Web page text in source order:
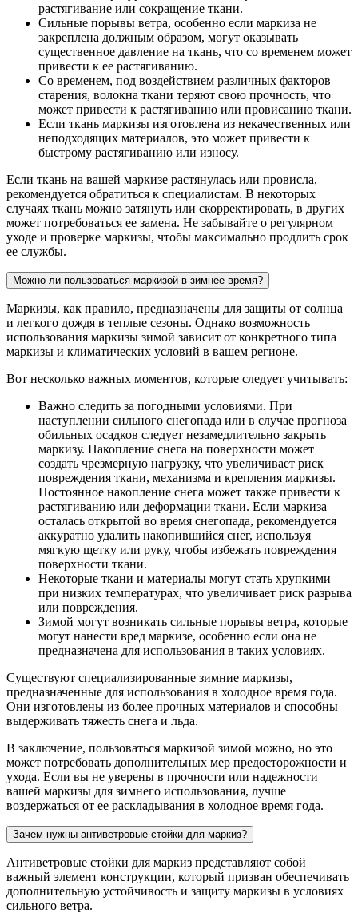
растягивание или сокращение ткани.
Сильные порывы ветра, особенно если маркиза не
закреплена должным образом, могут оказывать
существенное давление на ткань, что со временем может
привести к ее растягиванию.
Со временем, под воздействием различных факторов
старения, волокна ткани теряют свою прочность, что
может привести к растягиванию или провисанию ткани.
Если ткань маркизы изготовлена из некачественных или
неподходящих материалов, это может привести к
быстрому растягиванию или износу.
Если ткань на вашей маркизе растянулась или провисла,
рекомендуется обратиться к специалистам. В некоторых
случаях ткань можно затянуть или скорректировать, в других
может потребоваться ее замена. Не забывайте о регулярном
уходе и проверке маркизы, чтобы максимально продлить срок
ее службы.
Можно ли пользоваться маркизой в зимнее время?
Маркизы, как правило, предназначены для защиты от солнца
и легкого дождя в теплые сезоны. Однако возможность
использования маркизы зимой зависит от конкретного типа
маркизы и климатических условий в вашем регионе.
Вот несколько важных моментов, которые следует учитывать:
Важно следить за погодными условиями. При
наступлении сильного снегопада или в случае прогноза
обильных осадков следует незамедлительно закрыть
маркизу. Накопление снега на поверхности может
создать чрезмерную нагрузку, что увеличивает риск
повреждения ткани, механизма и крепления маркизы.
Постоянное накопление снега может также привести к
растягиванию или деформации ткани. Если маркиза
осталась открытой во время снегопада, рекомендуется
аккуратно удалить накопившийся снег, используя
мягкую щетку или руку, чтобы избежать повреждения
поверхности ткани.
Некоторые ткани и материалы могут стать хрупкими
при низких температурах, что увеличивает риск разрыва
или повреждения.
Зимой могут возникать сильные порывы ветра, которые
могут нанести вред маркизе, особенно если она не
предназначена для использования в таких условиях.
Существуют специализированные зимние маркизы,
предназначенные для использования в холодное время года.
Они изготовлены из более прочных материалов и способны
выдерживать тяжесть снега и льда.
В заключение, пользоваться маркизой зимой можно, но это
может потребовать дополнительных мер предосторожности и
ухода. Если вы не уверены в прочности или надежности
вашей маркизы для зимнего использования, лучше
воздержаться от ее раскладывания в холодное время года.
Зачем нужны антиветровые стойки для маркиз?
Антиветровые стойки для маркиз представляют собой
важный элемент конструкции, который призван обеспечивать
дополнительную устойчивость и защиту маркизы в условиях
сильного ветра.